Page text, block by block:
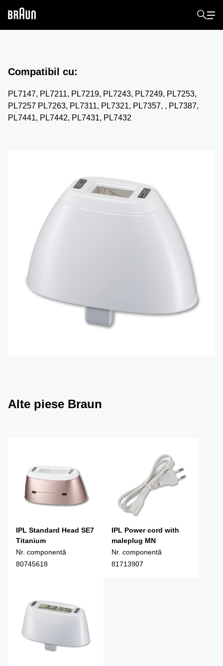
Compatibil cu:
PL7147, PL7211, PL7219, PL7243, PL7249, PL7253,
PL7257 PL7263, PL7311, PL7321, PL7357, , PL7387,
PL7441, PL7442, PL7431, PL7432
Alte piese Braun
IPL Standard Head SE7
Titanium
Nr. componentă
80745618
IPL Power cord with
maleplug MN
Nr. componentă
81713907